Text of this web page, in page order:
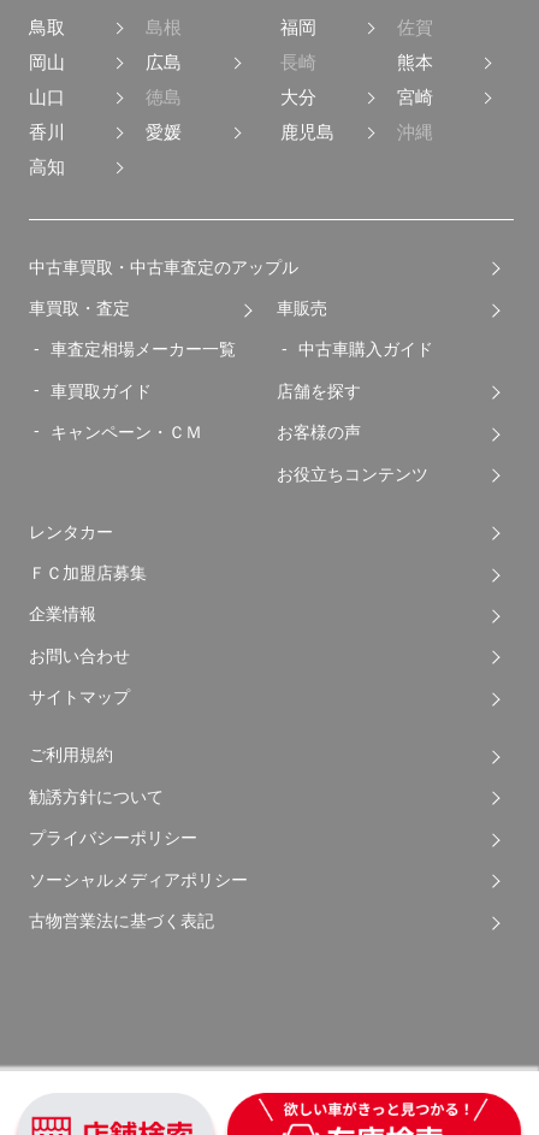
鳥取
島根
岡山
広島
山口
徳島
香川
愛媛
高知
福岡
佐賀
長崎
熊本
大分
宮崎
鹿児島
沖縄
中古車買取・中古車査定のアップル
車買取・査定
車査定相場メーカー一覧
車買取ガイド
キャンペーン・ＣＭ
車販売
中古車購入ガイド
店舗を探す
お客様の声
お役立ちコンテンツ
レンタカー
ＦＣ加盟店募集
企業情報
お問い合わせ
サイトマップ
ご利用規約
勧誘方針について
プライバシーポリシー
ソーシャルメディアポリシー
古物営業法に基づく表記